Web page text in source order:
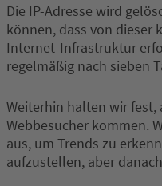
Die IP-Adresse wird
können, dass von dieser
Internet-Infrastruktur
regelmäßig nach sieben
Weiterhin halten wir fest,
Webbesucher kommen.
aus, um Trends zu
aufzustellen, aber